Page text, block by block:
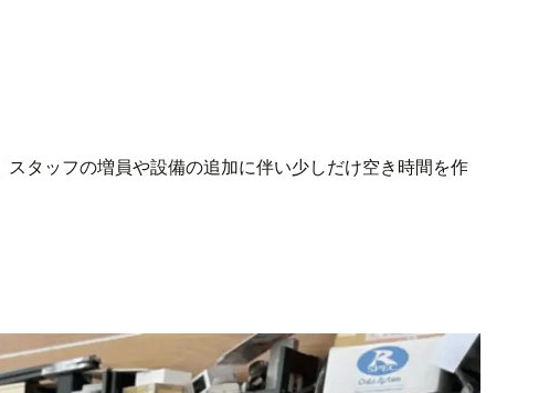
タッフの増員や設備の追加に伴い少しだけ空き時間を作